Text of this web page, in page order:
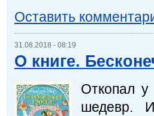
Оставить
31.08.2018 - 08:19
О книге.
Откопал
шедевр.